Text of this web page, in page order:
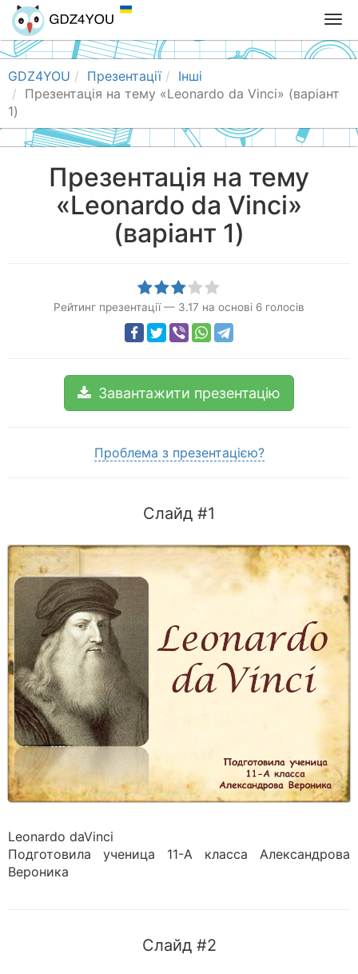
T
o
g
l
n
a
GDZ4YOU Презентації
Інші
Презентація на тему «Leonardo da Vinci» (варіант
1)
Презентація на тему
«Leonardo da Vinci»
(варіант 1)
Рейтинг презентації — 3.17 на основі 6 голосів
Завантажити презентацію
Проблема з презентацією?
Слайд #1
Leonardo daVinci
Подготовила ученица 11-А класса Александрова
Вероника
Слайд #2